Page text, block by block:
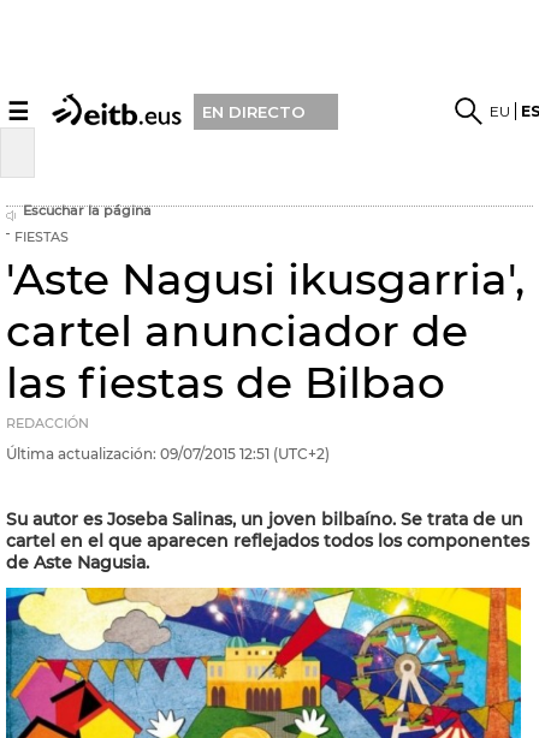
☰ EN DIRECTO EU
Escuchar la página
FIESTAS
'Aste Nagusi ikusgarria',
cartel anunciador de
las fiestas de Bilbao
REDACCIÓN
Última actualización: 09/07/2015 12:51 (UTC+2)
Su autor es Joseba Salinas, un joven bilbaíno. Se trata de un
cartel en el que aparecen reflejados todos los componentes
de Aste Nagusia.